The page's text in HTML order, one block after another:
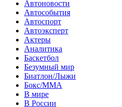
Автоновости
Автособытия
Автоспорт
Автоэксперт
Актеры
Аналитика
Баскетбол
Безумный мир
Биатлон/Лыжи
Бокс/MMA
В мире
В России